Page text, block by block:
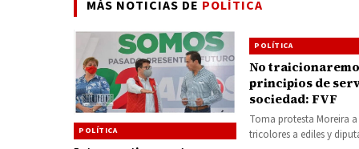
MÁS NOTICIAS DE POLÍTICA
POLÍTICA
POLÍTICA
No
principios de
sociedad: FVF
Toma protesta Moreira
tricolores a ediles y